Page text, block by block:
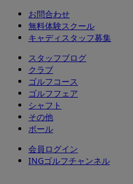
お問合わせ
無料体験スクール
キャディスタッフ募集
スタッフブログ
クラブ
ゴルフコース
ゴルフフェア
シャフト
その他
ボール
会員ログイン
INGゴルフチャンネル